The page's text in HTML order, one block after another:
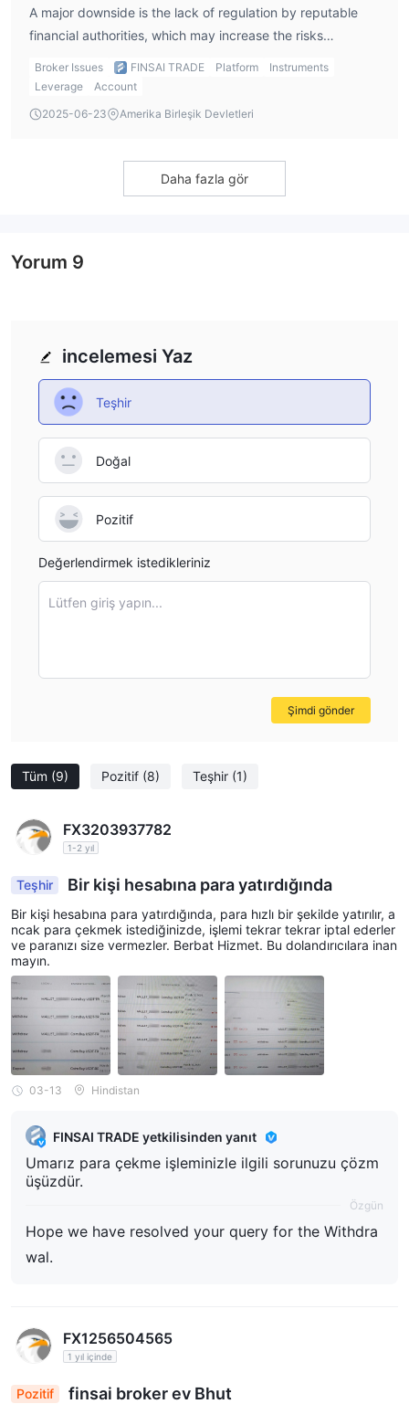
A major downside is the lack of regulation by reputable
financial authorities, which may increase the risks
involved. Additionally, the platform does not offer demo
accounts or support MT4/MT5, limiting its appeal to some
Broker Issues FINSAI TRADE Platform
Instruments
Leverage
Account
2025-06-23
Amerika Birleşik Devletleri
Daha fazla gör
Tüm (9) Pozitif (8) Teşhir (1)
FX3203937782
1-2 yıl
Teşhir Bir kişi hesabına para yatırdığında
Bir kişi hesabına para yatırdığında, para hızlı bir şekilde yatırılır, a
ncak para çekmek istediğinizde, işlemi tekrar tekrar iptal ederler
ve paranızı size vermezler. Berbat Hizmet. Bu dolandırıcılara inan
mayın.
03-13 Hindistan
FINSAI TRADE yetkilisinden yanıt
Umarız para çekme işleminizle ilgili sorunuzu çözm
üşüzdür.
Özgün
Hope we have resolved your query for the Withdra
wal.
FX1256504565
1 yıl içinde
Pozitif finsai broker ev Bhut
incelemesi Yaz
Teşhir
Doğal
Pozitif
Değerlendirmek istedikleriniz
Lütfen giriş yapın...
Şimdi gönder
Yorum 9